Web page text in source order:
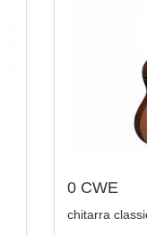
0 CWE
chitarra